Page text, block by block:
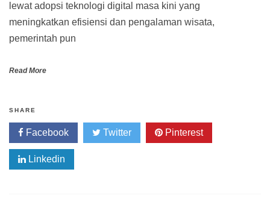
lewat adopsi teknologi digital masa kini yang
meningkatkan efisiensi dan pengalaman wisata,
pemerintah pun
Read More
SHARE
Facebook Twitter Pinterest
Linkedin